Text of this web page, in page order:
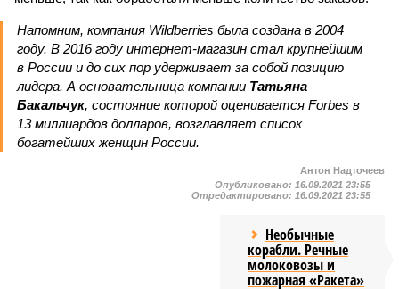
Напомним, компания Wildberries была создана в 2004
году. В 2016 году интернет-магазин стал крупнейшим
в России и до сих пор удерживает за собой позицию
лидера. А основательница компании Татьяна
Бакальчук, состояние которой оценивается Forbes в
13 миллиардов долларов, возглавляет список
богатейших женщин России.
Антон Надточеев
Опубликовано: 16.09.2021 23:55
Отредактировано: 16.09.2021 23:55
Необычные
корабли. Речные
молоковозы и
пожарная «Ракета»